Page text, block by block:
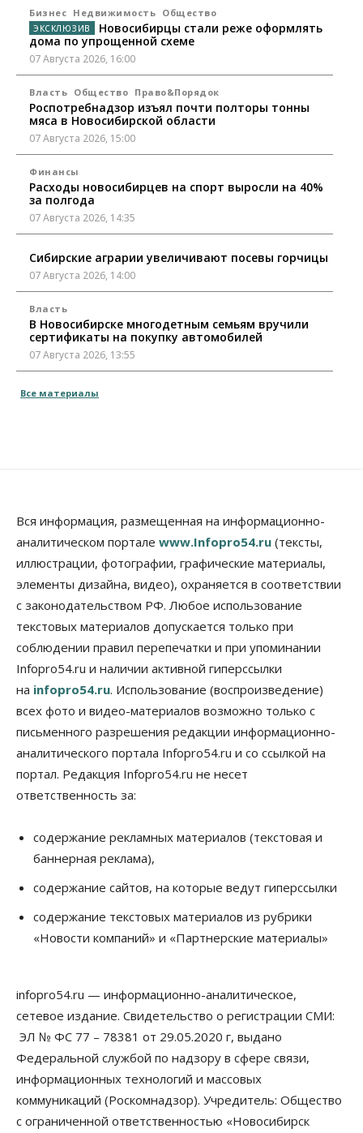
Бизнес Недвижимость Общество
Новосибирцы стали реже оформлять
дома по упрощенной схеме
07 Августа 2026, 16:00
Власть Общество Право&Порядок
Роспотребнадзор изъял почти полторы тонны
мяса в Новосибирской области
07 Августа 2026, 15:00
Финансы
Расходы новосибирцев на спорт выросли на 40%
за полгода
07 Августа 2026, 14:35
Сибирские аграрии увеличивают посевы горчицы
07 Августа 2026, 14:00
Власть
В Новосибирске многодетным семьям вручили
сертификаты на покупку автомобилей
07 Августа 2026, 13:55
Треть автовладельцев в Новосибирской области
07 Августа 2026, 12:35
Общество
Синоптики рассказали о погоде в Новосибирске
на выходных
07 Августа 2026, 12:00
Жители Новосибирска смогут добровольно
повысить свою пенсию
07 Августа 2026, 11:30
Общество
Деньгами будут распоряжаться дети: в десяти
школах Новосибирской области введут
инициативное бюджетирование
07 Августа 2026, 11:00
заключили под стражу
07 Августа 2026, 10:15
Общество
Новосибирской области, но режима ЧС не будет
07 Августа 2026, 10:00
выстраивают системы защиты от атак БПЛА
07 Августа 2026, 09:00
По «Сибэлектротерму» выдали исполнительные
листы на полмиллиарда рублей
07 Августа 2026, 08:00
Бизнес Власть Медицина Общество
Все материалы
Вся информация, размещенная на информационно-
аналитическом портале www.Infopro54.ru (тексты,
иллюстрации, фотографии, графические материалы,
элементы дизайна, видео), охраняется в соответствии
с законодательством РФ. Любое использование
текстовых материалов допускается только при
соблюдении правил перепечатки и при упоминании
Infopro54.ru и наличии активной гиперссылки
на infopro54.ru. Использование (воспроизведение)
всех фото и видео-материалов возможно только с
письменного разрешения редакции информационно-
аналитического портала Infopro54.ru и со ссылкой на
портал. Редакция Infopro54.ru не несет
ответственность за:
содержание рекламных материалов (текстовая и
баннерная реклама),
содержание сайтов, на которые ведут гиперссылки
содержание текстовых материалов из рубрики
«Новости компаний» и «Партнерские материалы»
infopro54.ru — информационно-аналитическое,
сетевое издание. Свидетельство о регистрации СМИ:
ЭЛ № ФС 77 – 78381 от 29.05.2020 г, выдано
Федеральной службой по надзору в сфере связи,
информационных технологий и массовых
коммуникаций (Роскомнадзор). Учредитель: Общество
с ограниченной ответственностью «Новосибирск